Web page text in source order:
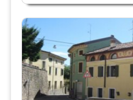
положении и выгодных
знати. Один из многих
семейных портретов в
Верона
Веронцы